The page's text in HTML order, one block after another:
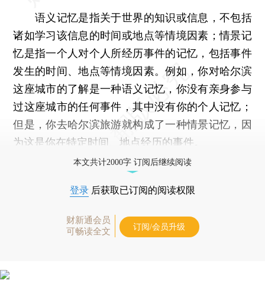
语义记忆是指关于世界的知识或信息，不包括
诸如学习该信息的时间或地点等情境因素；情景记
忆是指一个人对个人所经历事件的记忆，包括事件
发生的时间、地点等情境因素。例如，你对哈尔滨
这座城市的了解是一种语义记忆，你没有亲身参与
过这座城市的任何事件，其中没有你的个人记忆；
但是，你去哈尔滨旅游就构成了一种情景记忆，因
为这是你在特定时间、地点经历的事件。
本文共计2000字 订阅后继续阅读
登录 后获取已订阅的阅读权限
财新通会员
可畅读全文
订阅/会员升级